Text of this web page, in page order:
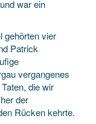
war ein
gehörten vier
Patrick
vergangenes
die wir
der
Rücken kehrte.